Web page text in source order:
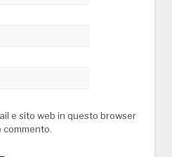
e sito web in questo browser
commento.